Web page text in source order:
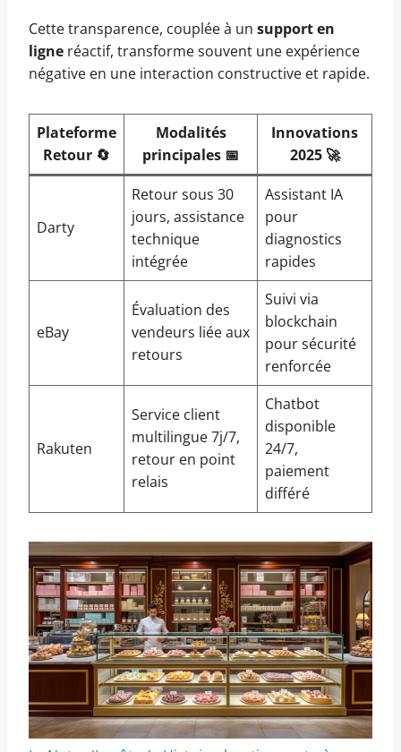
Cette transparence, couplée à un support en
ligne réactif, transforme souvent une expérience
négative en une interaction constructive et rapide.
Plateforme
Retour 🔄
Modalités
principales 📅
Innovations
2025 🚀
Darty
Retour sous 30
jours, assistance
technique
intégrée
Assistant IA
pour
diagnostics
rapides
eBay
Évaluation des
vendeurs liée aux
retours
Suivi via
blockchain
pour sécurité
renforcée
Rakuten
Service client
multilingue 7j/7,
retour en point
relais
Chatbot
disponible
24/7,
paiement
différé